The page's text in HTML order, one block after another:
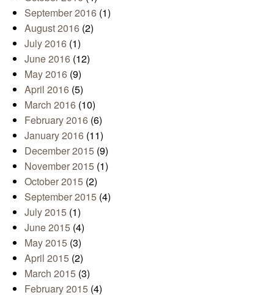
September 2016 (1)
August 2016 (2)
July 2016 (1)
June 2016 (12)
May 2016 (9)
April 2016 (5)
March 2016 (10)
February 2016 (6)
January 2016 (11)
December 2015 (9)
November 2015 (1)
October 2015 (2)
September 2015 (4)
July 2015 (1)
June 2015 (4)
May 2015 (3)
April 2015 (2)
March 2015 (3)
February 2015 (4)